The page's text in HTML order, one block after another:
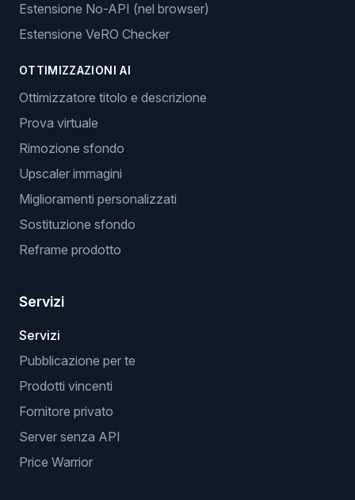
Estensione No-API (nel browser)
Estensione VeRO Checker
OTTIMIZZAZIONI AI
Ottimizzatore titolo e descrizione
Prova virtuale
Rimozione sfondo
Upscaler immagini
Miglioramenti personalizzati
Sostituzione sfondo
Reframe prodotto
Servizi
Servizi
Pubblicazione per te
Prodotti vincenti
Fornitore privato
Server senza API
Price Warrior